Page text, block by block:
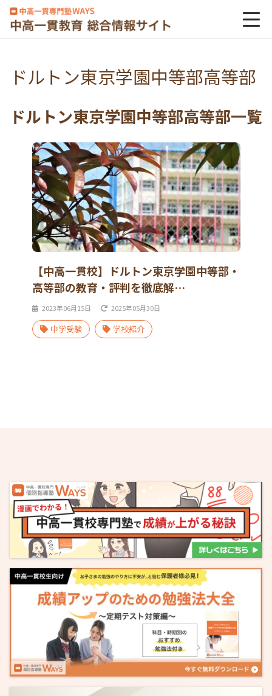
ドルトン東京学園中等部高等部
ドルトン東京学園中等部高等部一覧
【中高一貫校】ドルトン東京学園中等部・
高等部の教育・評判を徹底解…
2023年06月15日 2025年05月30日
中学受験 学校紹介